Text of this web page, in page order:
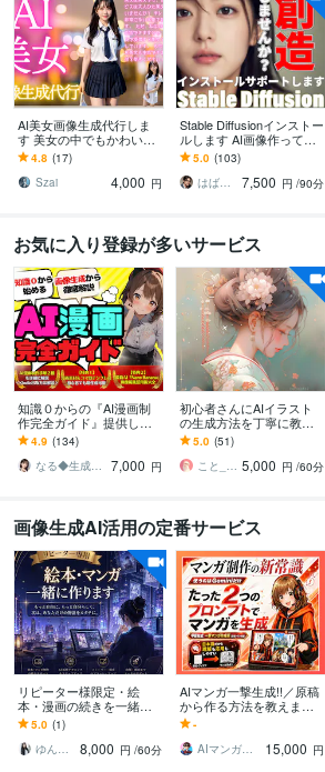
AI美女画像生成代行しま
す 美女の中でもかわいい
系の美女作成を得意とし
ます！
4.8 (17)
Szai
4,000 円
Stable Diffusionインストー
ルします AI画像作ってみ
ませんか？インストール
サポートお任せください
5.0 (103)
はばねろスタジオ
7,500 円 /90分
お気に入り登録が多いサービス
知識０からの『AI漫画制
作完全ガイド』提供しま
す ✅【素材集・テンプレ
付】初心者でもAI漫画家
になれる攻略本
4.9 (134)
なる◆生成AI活用サポート
7,000 円
初心者さんにAIイラスト
の生成方法を丁寧に教え
ます canvaやMidjourneyの
使い方等、ご希望伺いま
す
5.0 (51)
こと_AIイラストレーター 5,000 円 /60分
画像生成AI活用の定番サービス
リピーター様限定・絵
本・漫画の続きを一緒に
作ります 前回の続きから
出版・編集まで作品づく
りを丁寧にサポートしま
5.0 (1)
ゆん＠電子書籍出版プロデューサー
8,000 円 /60分
AIマンガ一撃生成!!／原稿
から作る方法を教えます
「2つのプロンプト」と
「Gemini」だけでAIマン
ガ完成！
-
AIマンガ講師 かいばしら／統一館出版
15,000 円